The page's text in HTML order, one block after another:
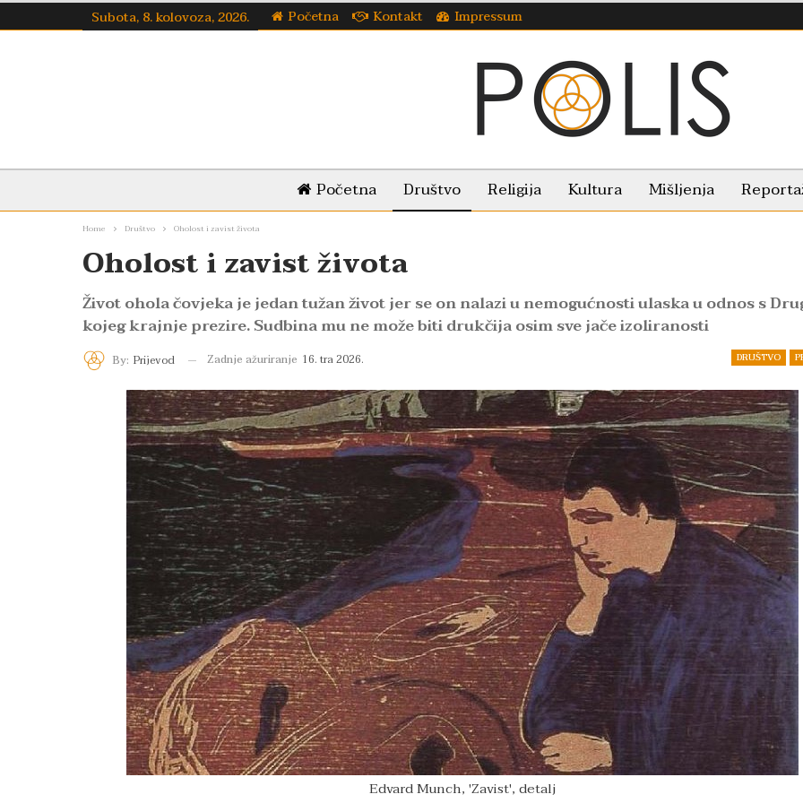
Subota, 8. kolovoza, 2026. Početna Kontakt Impressum
Početna Društvo Religija Kultura Mišljenja
Home Društvo Oholost i zavist života
Oholost i zavist života
Život ohola čovjeka je jedan tužan život jer se on nalazi u nemogućnosti ulaska u odnos s
kojeg krajnje prezire. Sudbina mu ne može biti drukčija osim sve jače izoliranosti
DRUŠTVO
By: Prijevod Zadnje ažuriranje 16. tra 2026.
Edvard Munch, 'Zavist', detalj